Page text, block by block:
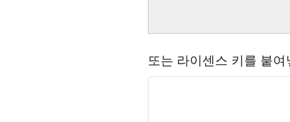
또는 라이센스 키를 붙여